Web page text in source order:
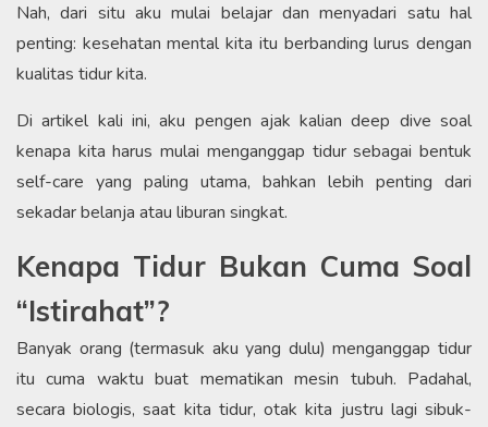
Nah, dari situ aku mulai belajar dan menyadari satu hal
penting: kesehatan mental kita itu berbanding lurus dengan
kualitas tidur kita.
Di artikel kali ini, aku pengen ajak kalian deep dive soal
kenapa kita harus mulai menganggap tidur sebagai bentuk
self-care yang paling utama, bahkan lebih penting dari
sekadar belanja atau liburan singkat.
Kenapa Tidur Bukan Cuma Soal
“Istirahat”?
Banyak orang (termasuk aku yang dulu) menganggap tidur
itu cuma waktu buat mematikan mesin tubuh. Padahal,
secara biologis, saat kita tidur, otak kita justru lagi sibuk-